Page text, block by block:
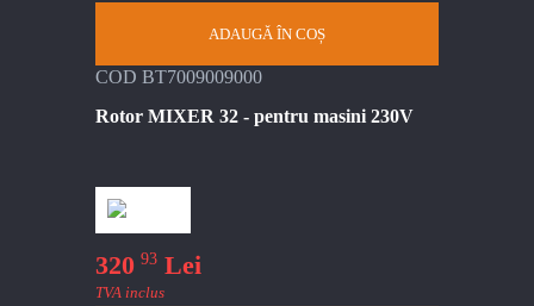
ADAUGĂ ÎN COȘ
COD BT7009009000
Rotor MIXER 32 - pentru masini 230V
320 93 Lei
TVA inclus